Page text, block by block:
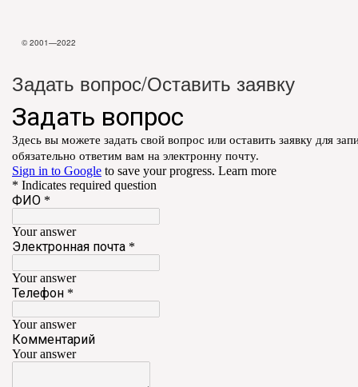
© 2001—2022
Задать вопрос/Оставить заявку